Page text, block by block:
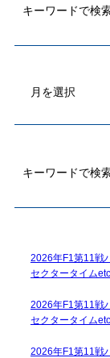
2026年F1第11戦
セクタータイムetc
2026年F1第11戦
セクタータイムetc
2026年F1第11戦